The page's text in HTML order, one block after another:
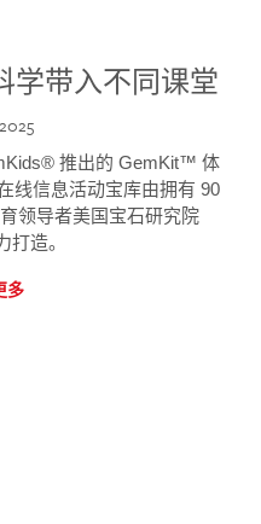
学带入不同课堂
推出的 GemKit™ 体
线信息活动宝库由拥有 90
领导者美国宝石研究院
打造。
多